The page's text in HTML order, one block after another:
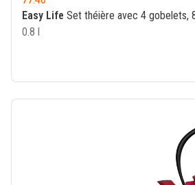
Easy Life Set théière avec 4 gobelets,
0.8 l